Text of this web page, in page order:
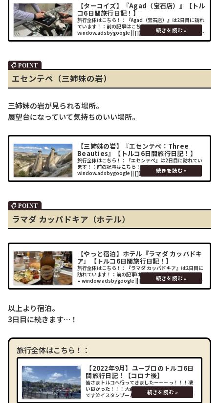
【ターコイズ】『Agad（宝石店）』【トル
コ6日間旅行日記！】
旅行全体はこちら！：『Agad（宝石店）』は2日目に訪れ
ています！：前の記事はこちら！： (adsbygoogle =
window.adsbygoogle || []).push({});場所Agad（宝石
店）カイマクル地下都市の後はトル
エセンテペ（三姉妹の岩）
三姉妹の岩が見られる場所。
展望台になっていて気持ちのいい場所。
【三姉妹の岩】『エセンテペ：Three
Beauties』【トルコ6日間旅行日記！】
旅行全体はこちら！：『エセンテペ』は2日目に訪れてい
ます！：前の記事はこちら！： (adsbygoogle =
window.adsbygoogle || []).push({});場所エセンテペ
（三姉妹の岩）トルコ石を購入した後はエセンテ
ラマダ カッパドキア（ホテル）
【やっと宿泊】ホテル『ラマダ カッパドキ
ア』【トルコ6日間旅行日記！】
旅行全体はこちら！：『ラマダ カッパドキア』は2日目に
訪れています！：前の記事はこちら！： (adsbygoogle
= window.adsbygoogle || []).push({});場所『ラマダ カ
ッパドキア』遂にトルコ初ホテルに
以上より宿泊。
3日目に続きます…！
旅行全体はこちら！：
【2022年9月】ユーブロのトルコ6日
間旅行日記！【コロナ後】
皆さまトルコへ行ってきましたー－－っ！！！凄
い良かった！！！大金を積んだ甲斐があったもの
です泣イスタンブールやカッパドキア、トルコ6日
間の旅行を楽しんできましたので、是非ブログに